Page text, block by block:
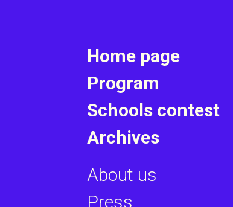
Home page
Program
Schools contest
Archives
About us
Press